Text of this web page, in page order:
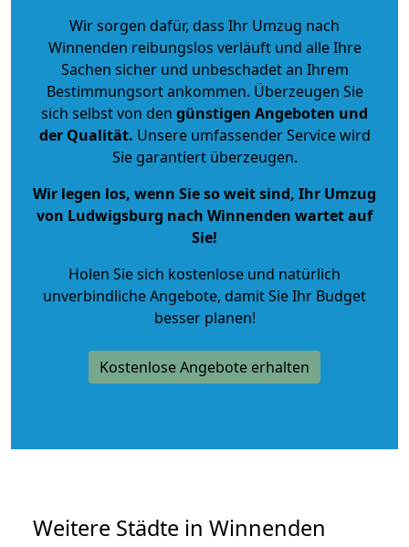
Wir sorgen dafür, dass Ihr Umzug nach
Winnenden reibungslos verläuft und alle Ihre
Sachen sicher und unbeschadet an Ihrem
Bestimmungsort ankommen. Überzeugen Sie
sich selbst von den günstigen Angeboten und
der Qualität. Unsere umfassender Service wird
Sie garantiert überzeugen.
Wir legen los, wenn Sie so weit sind, Ihr Umzug
von Ludwigsburg nach Winnenden wartet auf
Sie!
Holen Sie sich kostenlose und natürlich
unverbindliche Angebote, damit Sie Ihr Budget
besser planen!
Kostenlose Angebote erhalten
Weitere Städte in Winnenden